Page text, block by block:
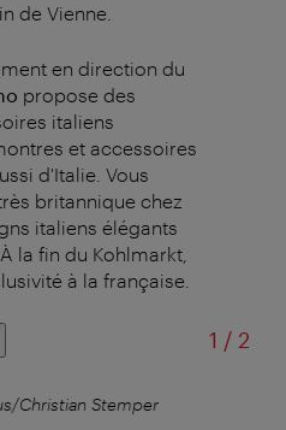
de Vienne.
en direction du
propose des
italiens
et accessoires
d'Italie. Vous
britannique chez
italiens élégants
À la fin du Kohlmarkt,
à la française.
1 /sur
2
Christian Stemper